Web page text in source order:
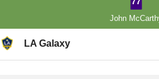
John
LA Galaxy